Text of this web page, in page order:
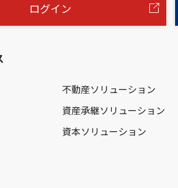
ログイン
不動産ソリューション
資産承継ソリューション
資本ソリューション